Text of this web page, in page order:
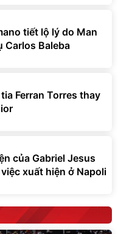
tiết lộ lý do Man
Carlos Baleba
Ferran Torres thay
của Gabriel Jesus
xuất hiện ở Napoli